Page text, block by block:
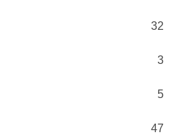
32
3
5
47